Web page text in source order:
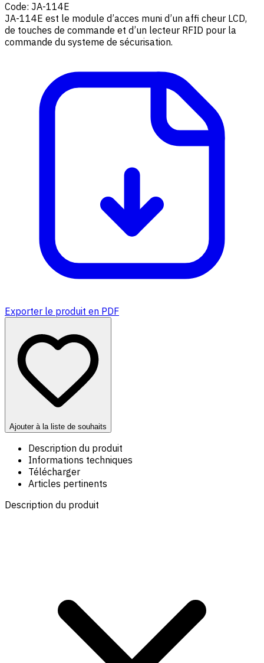
Code: JA-114E
JA-114E est le module d’acces muni d’un affi cheur LCD,
de touches de commande et d’un lecteur RFID pour la
commande du systeme de sécurisation.
Exporter le produit en PDF
Ajouter à la liste de souhaits
Description du produit
Informations techniques
Télécharger
Articles pertinents
Description du produit